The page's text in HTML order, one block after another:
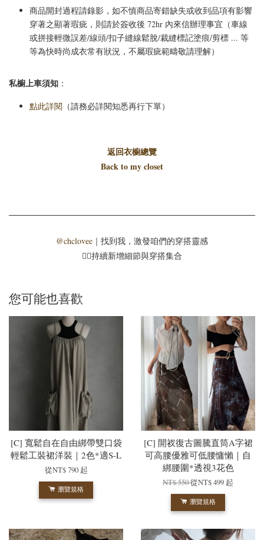
商品開封過程請錄影，如不慎商品寄錯缺失或收到品項有影響
穿著之顯著瑕疵，則請於簽收後 72hr 內來信辦理事宜（車線
或拼接輕微誤差/線頭/扣子縫線鬆脫/裁縫標記塗痕/剪標 ... 等
等為快時尚成衣常有狀況，不屬瑕疵範疇敬請理解）
私櫥上車須知 ：
點此詳閱 （請務必詳閱知悉再行下單）
返回衣櫥總覽
Back to my closet
@chclovee ｜找到我，激發咱們的穿搭靈感
☝🏻持續新增細節與穿搭集合
您可能也喜歡
[C] 寬鬆自在自由綁帶雙口袋
輕鬆工裝裙洋裝｜2色*適S-L
從NT$ 790 起
瀏覽規格
[C] 開衩復古圖騰直筒A字裙
可高腰優雅可低腰慵懶｜自
綁腰圍*透視3花色
NT$ 550從NT$ 499 起
瀏覽規格